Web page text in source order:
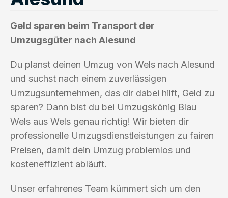
Geld sparen beim Transport der
Umzugsgüter nach Alesund
Du planst deinen Umzug von Wels nach Alesund
und suchst nach einem zuverlässigen
Umzugsunternehmen, das dir dabei hilft, Geld zu
sparen? Dann bist du bei Umzugskönig Blau
Wels aus Wels genau richtig! Wir bieten dir
professionelle Umzugsdienstleistungen zu fairen
Preisen, damit dein Umzug problemlos und
kosteneffizient abläuft.
Unser erfahrenes Team kümmert sich um den